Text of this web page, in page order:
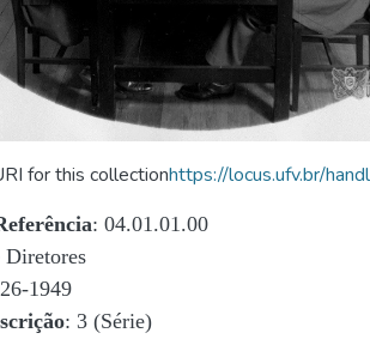
for this collectionhttps://locus.ufv.br/
: 04.01.01.00
Diretores
1949
: 3 (Série)